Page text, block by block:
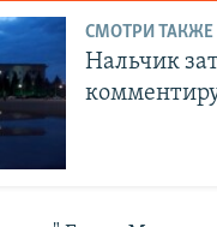
СМОТРИ ТАКЖЕ
Нальчик